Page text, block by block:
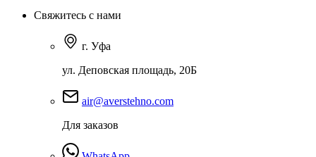
Свяжитесь с нами
г. Уфа
ул. Деповская площадь, 20Б
air@averstehno.com
Для заказов